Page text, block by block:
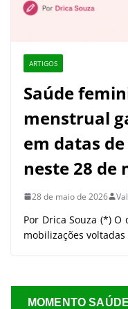
ARTIGOS
Saúde
menstrual
em datas
neste 28 de
28 de maio de 2026
Por Drica Souza (*)
mobilizações
MOMENTO SAÚDE